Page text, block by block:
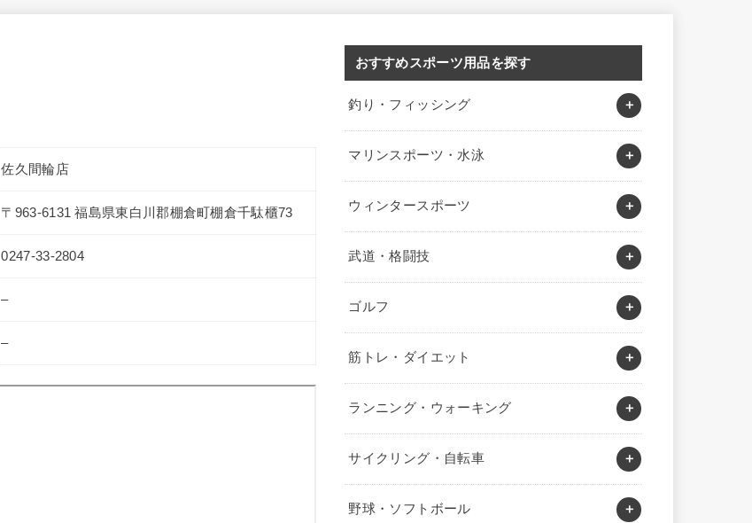
佐久間輪店
〒963-6131 福島県東白川郡棚倉町棚倉千駄櫃73
0247-33-2804
–
–
おすすめスポーツ用品を探す
釣り・フィッシング
マリンスポーツ・水泳
ウィンタースポーツ
武道・格闘技
ゴルフ
筋トレ・ダイエット
ランニング・ウォーキング
サイクリング・自転車
野球・ソフトボール